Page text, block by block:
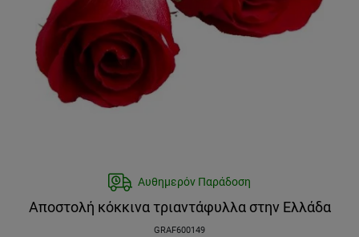
Αυθημερόν Παράδοση
Αποστολή κόκκινα τριαντάφυλλα στην Ελλάδα
GRAF600149